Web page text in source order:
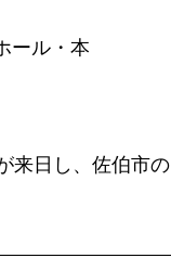
ル・本
来日し、佐伯市の